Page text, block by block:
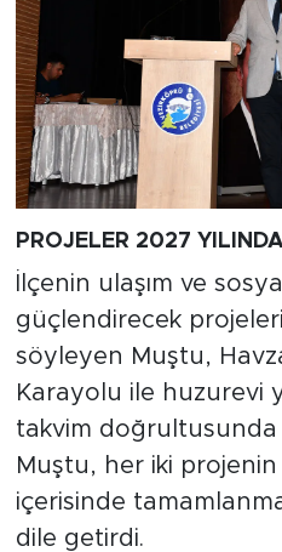
PROJELER 2027
İlçenin ulaşım ve
güçlendirecek
söyleyen Muştu,
Karayolu ile huzurevi
takvim
Muştu, her iki projenin
içerisinde
dile getirdi.